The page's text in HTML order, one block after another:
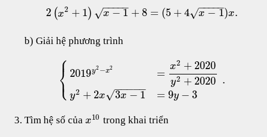
2 (x2 + 1) x −1
− −
−−−
√ + 8 = (5 + 4 x −1
− −
−−−
√ )x.
b) Giải hệ phương trình
⎧
⎩
⎨⎪
⎪ 2019y2 −x2
y2 + 2x 3x − 1
− −
−−−
√
= x2 + 2020
y2 + 2020
= 9y − 3
.
Tìm hệ số củax10 trong khai triển